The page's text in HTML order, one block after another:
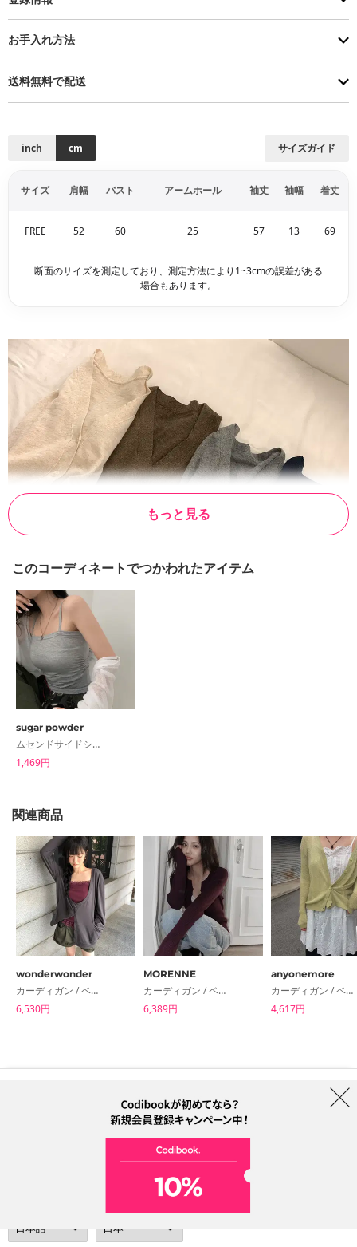
もっと見る
お手入れ方法
送料無料で配送
サイズガイド
inch cm
サイズ 肩幅 バスト アームホール 袖丈 袖幅 着丈
FREE 52 60 25 57 13 69
断面のサイズを測定しており、測定方法により1~3cmの誤差がある
場合もあります。
このコーディネートでつかわれたアイテム
sugar powder
ムセンドサイドシャーリングストラップスリーブレス
1,469円
関連商品
wonderwonder
カーディガン / ベスト
6,530円
MORENNE
カーディガン / ベスト
6,389円
anyonemore
カーディガン / ベスト
4,617円
配送について
電話番号：05068838012 (月-金 1PM ~ 5PM)
電子メールアドレス：help@codibook.net
所在地：A-301, 114, Gasan digital 2-ro, Geumcheon-gu, Seoul